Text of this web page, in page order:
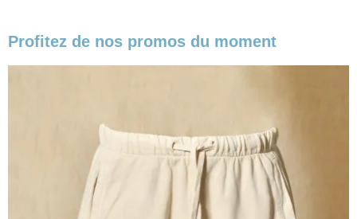
Profitez de nos promos du moment